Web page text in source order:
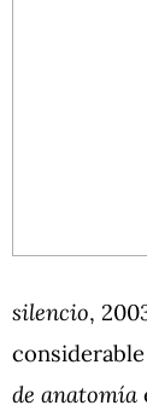
silencio,
de anatomía